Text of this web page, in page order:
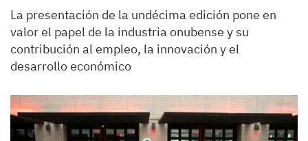
La presentación de la undécima edición pone en
valor el papel de la industria onubense y su
contribución al empleo, la innovación y el
desarrollo económico